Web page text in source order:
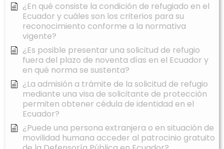
¿En qué consiste la condición de refugiado en el
Ecuador y cuáles son los criterios para su
reconocimiento conforme a la normativa
vigente?
¿Es posible presentar una solicitud de refugio
fuera del plazo de noventa días en el Ecuador y
en qué norma se sustenta?
¿La admisión a trámite de la solicitud de refugio
mediante una visa de solicitante de protección
permiten obtener cédula de identidad en el
Ecuador?
¿Puede una persona extranjera o en situación de
movilidad humana acceder al patrocinio gratuito